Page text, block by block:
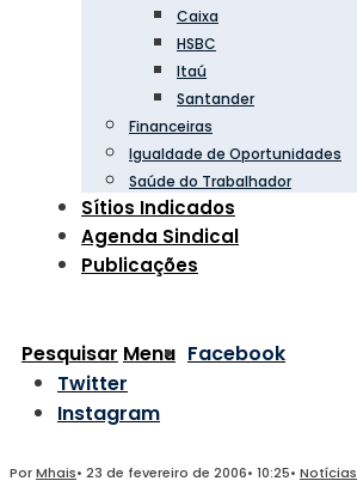
Caixa
HSBC
Itaú
Santander
Financeiras
Igualdade de Oportunidades
Saúde do Trabalhador
Sítios Indicados
Agenda Sindical
Publicações
Pesquisar Menu Facebook
Twitter
Instagram
PorMhais• 23 de fevereiro de 2006• 10:25• Notícias